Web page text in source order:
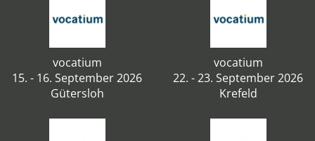
vocatium
15. - 16. September 2026
Gütersloh
vocatium
22. - 23. September 2026
Krefeld